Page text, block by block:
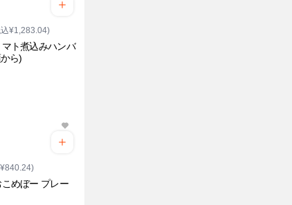
¥1,283.04)
ト煮込みハンバ
ら)
こめぼー プレー